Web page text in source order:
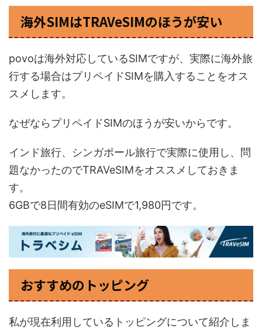
海外SIMはTRAVeSIMのほうが安い
povoは海外対応しているSIMですが、実際に海外旅
行する場合はプリペイドSIMを購入することをオス
スメします。
なぜならプリペイドSIMのほうが安いからです。
インド旅行、シンガポール旅行で実際に使用し、問
題なかったのでTRAVeSIMをオススメしておきま
す。
6GBで8日間有効のeSIMで1,980円です。
おすすめのトッピング
私が現在利用しているトッピングについて紹介しま